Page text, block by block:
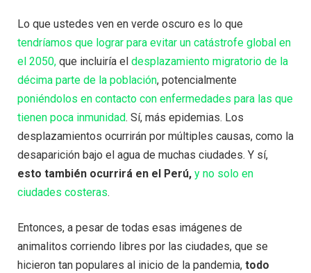
Lo que ustedes ven en verde oscuro es lo que
tendríamos que lograr para evitar un catástrofe global en
el 2050, que incluiría el desplazamiento migratorio de la
décima parte de la población, potencialmente
poniéndolos en contacto con enfermedades para las que
tienen poca inmunidad. Sí, más epidemias. Los
desplazamientos ocurrirán por múltiples causas, como la
desaparición bajo el agua de muchas ciudades. Y sí,
esto también ocurrirá en el Perú, y no solo en
ciudades costeras.
Entonces, a pesar de todas esas imágenes de
animalitos corriendo libres por las ciudades, que se
hicieron tan populares al inicio de la pandemia, todo